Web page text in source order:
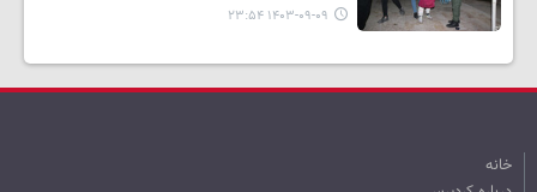
۱۴۰۳-۰۹-۰۹ ۲۳:۵۴
خانه